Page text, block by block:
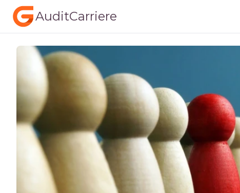
AuditCarriere